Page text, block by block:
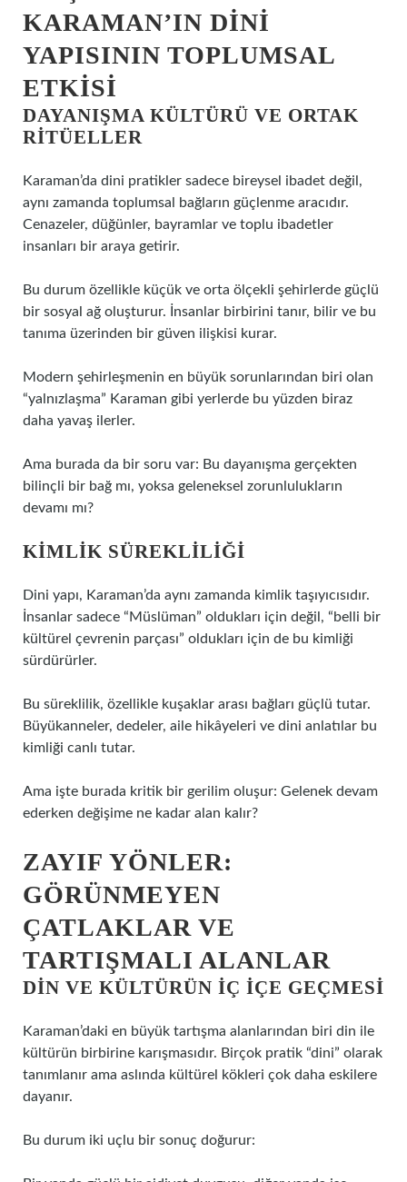
KARAMAN’IN DINI
YAPISININ TOPLUMSAL
ETKISI
DAYANIŞMA KÜLTÜRÜ VE ORTAK
RITÜELLER
Karaman’da dini pratikler sadece bireysel ibadet değil,
aynı zamanda toplumsal bağların güçlenme aracıdır.
Cenazeler, düğünler, bayramlar ve toplu ibadetler
insanları bir araya getirir.
Bu durum özellikle küçük ve orta ölçekli şehirlerde güçlü
bir sosyal ağ oluşturur. İnsanlar birbirini tanır, bilir ve bu
tanıma üzerinden bir güven ilişkisi kurar.
Modern şehirleşmenin en büyük sorunlarından biri olan
“yalnızlaşma” Karaman gibi yerlerde bu yüzden biraz
daha yavaş ilerler.
Ama burada da bir soru var: Bu dayanışma gerçekten
bilinçli bir bağ mı, yoksa geleneksel zorunlulukların
devamı mı?
KIMLIK SÜREKLILIĞI
Dini yapı, Karaman’da aynı zamanda kimlik taşıyıcısıdır.
İnsanlar sadece “Müslüman” oldukları için değil, “belli bir
kültürel çevrenin parçası” oldukları için de bu kimliği
sürdürürler.
Bu süreklilik, özellikle kuşaklar arası bağları güçlü tutar.
Büyükanneler, dedeler, aile hikâyeleri ve dini anlatılar bu
kimliği canlı tutar.
Ama işte burada kritik bir gerilim oluşur: Gelenek devam
ederken değişime ne kadar alan kalır?
ZAYIF YÖNLER:
GÖRÜNMEYEN
ÇATLAKLAR VE
TARTIŞMALI ALANLAR
DIN VE KÜLTÜRÜN IÇ IÇE GEÇMESI
Karaman’daki en büyük tartışma alanlarından biri din ile
kültürün birbirine karışmasıdır. Birçok pratik “dini” olarak
tanımlanır ama aslında kültürel kökleri çok daha eskilere
dayanır.
Bu durum iki uçlu bir sonuç doğurur: